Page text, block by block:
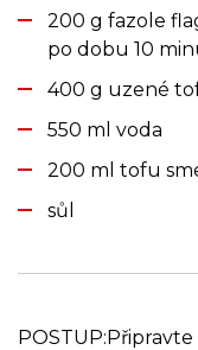
200 g fazole
po dobu 10
400 g uzené
550 ml voda
200 ml tofu
sůl